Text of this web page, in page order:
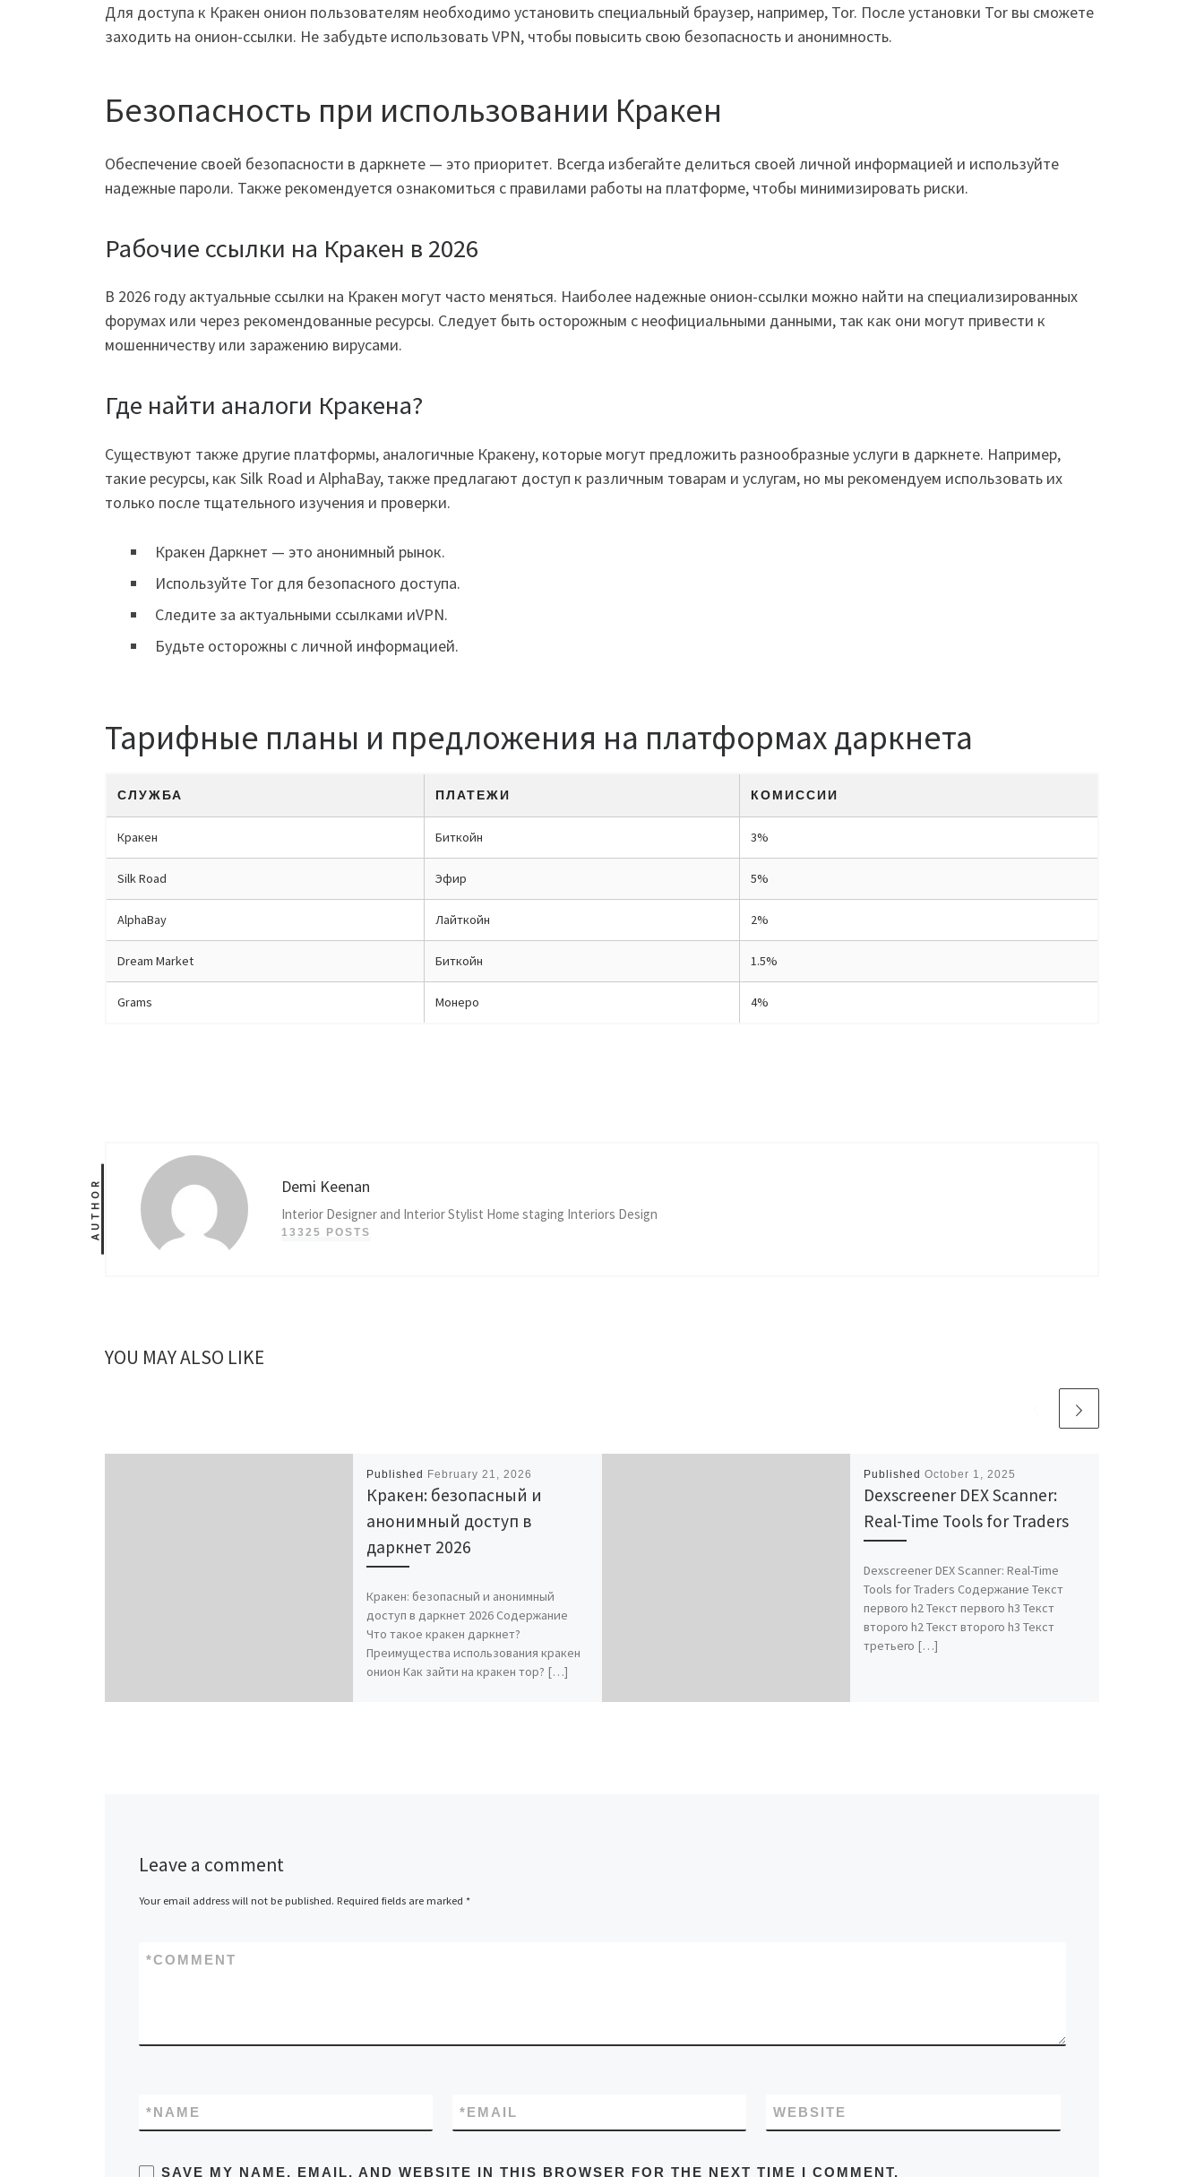
Для доступа к Кракен онион пользователям необходимо установить специальный браузер, например, Tor. После установки Tor вы сможете
заходить на онион-ссылки. Не забудьте использовать VPN, чтобы повысить свою безопасность и анонимность.
Безопасность при использовании Кракен
Обеспечение своей безопасности в даркнете — это приоритет. Всегда избегайте делиться своей личной информацией и используйте
надежные пароли. Также рекомендуется ознакомиться с правилами работы на платформе, чтобы минимизировать риски.
Рабочие ссылки на Кракен в 2026
В 2026 году актуальные ссылки на Кракен могут часто меняться. Наиболее надежные онион-ссылки можно найти на специализированных
форумах или через рекомендованные ресурсы. Следует быть осторожным с неофициальными данными, так как они могут привести к
мошенничеству или заражению вирусами.
Где найти аналоги Кракена?
Существуют также другие платформы, аналогичные Кракену, которые могут предложить разнообразные услуги в даркнете. Например,
такие ресурсы, как Silk Road и AlphaBay, также предлагают доступ к различным товарам и услугам, но мы рекомендуем использовать их
только после тщательного изучения и проверки.
Кракен Даркнет — это анонимный рынок.
Используйте Tor для безопасного доступа.
Следите за актуальными ссылками иVPN.
Будьте осторожны с личной информацией.
Тарифные планы и предложения на платформах даркнета
СЛУЖБА ПЛАТЕЖИ КОМИССИИ
Кракен Биткойн 3%
Silk Road Эфир 5%
AlphaBay Лайткойн 2%
Dream Market Биткойн 1.5%
Grams Монеро 4%
AUTHOR Demi Keenan
Interior Designer and Interior Stylist Home staging Interiors Design
13325 POSTS
YOU MAY ALSO LIKE
Published February 21, 2026
Кракен: безопасный и
анонимный доступ в
даркнет 2026
Кракен: безопасный и анонимный
доступ в даркнет 2026 Содержание
Что такое кракен даркнет?
Преимущества использования кракен
онион Как зайти на кракен тор? […]
Published October 1, 2025
Dexscreener DEX Scanner:
Real-Time Tools for Traders
Dexscreener DEX Scanner: Real-Time
Tools for Traders Содержание Текст
первого h2 Текст первого h3 Текст
второго h2 Текст второго h3 Текст
третьего […]
Leave a comment
Your email address will not be published. Required fields are marked *
COMMENT
*
NAME
* EMAIL
* WEBSITE
SAVE MY NAME, EMAIL, AND WEBSITE IN THIS BROWSER FOR THE NEXT TIME I COMMENT.